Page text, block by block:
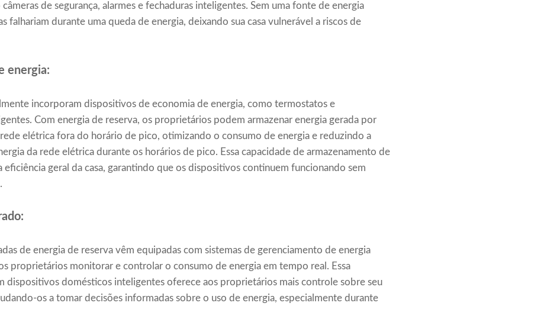
de segurança, alarmes e fechaduras inteligentes. Sem uma fonte de energia
falhariam durante uma queda de energia, deixando sua casa vulnerável a riscos de
energia:
incorporam dispositivos de economia de energia, como termostatos e
Com energia de reserva, os proprietários podem armazenar energia gerada por
elétrica fora do horário de pico, otimizando o consumo de energia e reduzindo a
da rede elétrica durante os horários de pico. Essa capacidade de armazenamento de
eficiência geral da casa, garantindo que os dispositivos continuem funcionando sem
de energia de reserva vêm equipadas com sistemas de gerenciamento de energia
proprietários monitorar e controlar o consumo de energia em tempo real. Essa
dispositivos domésticos inteligentes oferece aos proprietários mais controle sobre seu
os a tomar decisões informadas sobre o uso de energia, especialmente durante